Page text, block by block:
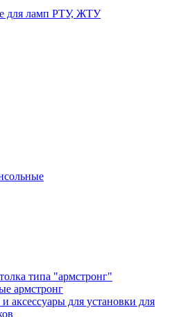
для ламп РТУ, ЖТУ
типа "армстронг"
армстронг
аксессуары для установки для